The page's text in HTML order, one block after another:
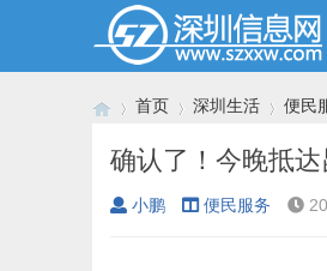
›
首页 深圳生活
›
便民
确认了！今晚抵
小鹏 便民服务